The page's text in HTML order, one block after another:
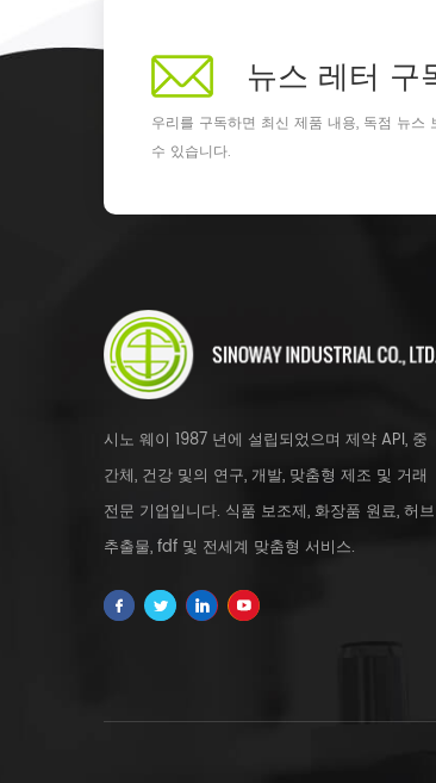
뉴스 레터 구
우리를 구독하면 최신 제품 내용, 독점 뉴스
수 있습니다.
시노 웨이 1987 년에 설립되었으며 제약 API, 중
간체, 건강 및의 연구, 개발, 맞춤형 제조 및 거래
전문 기업입니다. 식품 보조제, 화장품 원료, 허브
추출물, fdf 및 전세계 맞춤형 서비스.